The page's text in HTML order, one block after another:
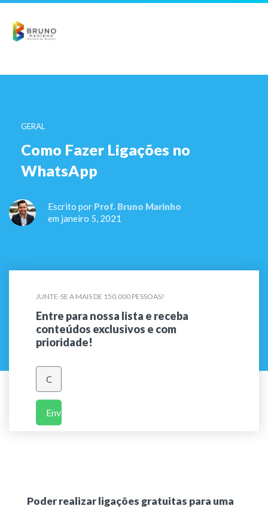
GERAL
Como Fazer Ligações no
WhatsApp
Escrito por Prof. Bruno Marinho
em janeiro 5, 2021
JUNTE-SE A MAIS DE 150.000 PESSOAS!
Entre para nossa lista e receba
conteúdos exclusivos e com
prioridade!
Enviar
Poder realizar ligações gratuitas para uma